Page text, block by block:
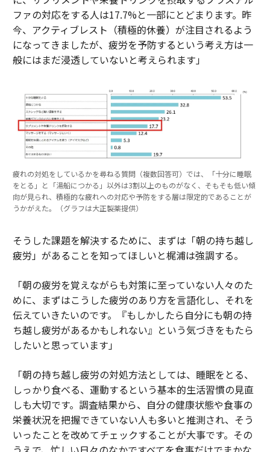
ファの対応をする人は17.7%と一部にとどまります。昨
今、アクティブレスト（積極的休養）が注目されるよう
になってきましたが、疲労を予防するという考え方は一
般にはまだ浸透していないと考えられます」
疲れの対処をしているかを尋ねる質問（複数回答可）では、「十分に睡眠
をとる」と「湯船につかる」以外は3割以上のものがなく、そもそも低い傾
向が見られ、積極的な疲れへの対応や予防をする層は限定的であることが
うかがえた。（グラフは大正製薬提供）
そうした課題を解決するために、まずは「朝の持ち越し
疲労」があることを知ってほしいと梶浦は強調する。
「朝の疲労を覚えながらも対策に至っていない人々のた
めに、まずはこうした疲労のあり方を言語化し、それを
伝えていきたいのです。『もしかしたら自分にも朝の持
ち越し疲労があるかもしれない』という気づきをもたら
したいと思っています」
「朝の持ち越し疲労の対処方法としては、睡眠をとる、
しっかり食べる、運動するという基本的生活習慣の見直
しも大切です。調査結果から、自分の健康状態や食事の
栄養状況を把握できていない人も多いと推測され、そう
いったことを改めてチェックすることが大事です。その